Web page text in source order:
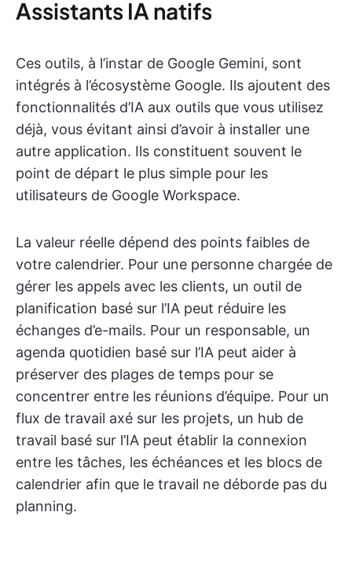
Assistants IA natifs
Ces outils, à l’instar de Google Gemini, sont
intégrés à l’écosystème Google. Ils ajoutent des
fonctionnalités d’IA aux outils que vous utilisez
déjà, vous évitant ainsi d’avoir à installer une
autre application. Ils constituent souvent le
point de départ le plus simple pour les
utilisateurs de Google Workspace.
La valeur réelle dépend des points faibles de
votre calendrier. Pour une personne chargée de
gérer les appels avec les clients, un outil de
planification basé sur l’IA peut réduire les
échanges d’e-mails. Pour un responsable, un
agenda quotidien basé sur l’IA peut aider à
préserver des plages de temps pour se
concentrer entre les réunions d’équipe. Pour un
flux de travail axé sur les projets, un hub de
travail basé sur l’IA peut établir la connexion
entre les tâches, les échéances et les blocs de
calendrier afin que le travail ne déborde pas du
planning.